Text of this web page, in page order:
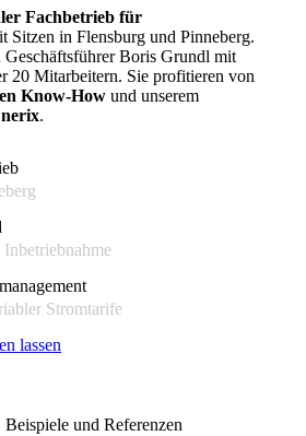
Fachbetrieb für
Sitzen in Flensburg und Pinneberg.
Boris Grundl mit
20 Mitarbeitern. Sie profitieren von
Know-How und unserem
.
Stromtarife
en lassen
Beispiele und Referenzen